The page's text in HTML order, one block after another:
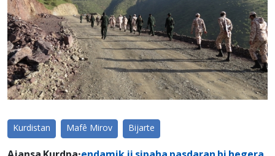
Kurdistan Mafê Mirov Bijarte